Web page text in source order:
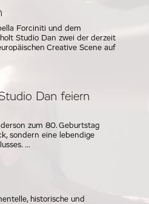
Forciniti und dem
Studio Dan zwei der derzeit
Creative Scene auf
Dan feiern
zum 80. Geburtstag
sondern eine lebendige
historische und